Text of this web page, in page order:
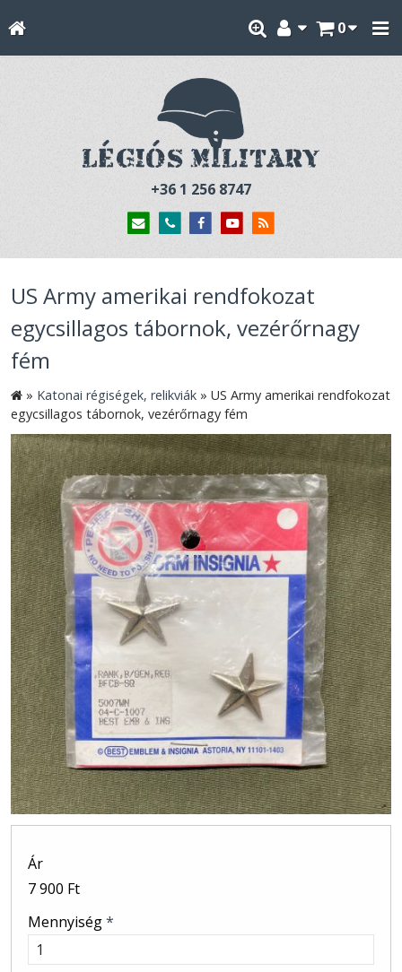
0
+36 1 256 8747
US Army amerikai rendfokozat
egycsillagos tábornok, vezérőrnagy
fém
» Katonai régiségek, relikviák » US Army amerikai rendfokozat
egycsillagos tábornok, vezérőrnagy fém
Ár
7 900 Ft
Mennyiség*